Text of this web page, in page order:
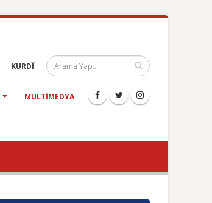
KURDÎ
MULTIMEDYA